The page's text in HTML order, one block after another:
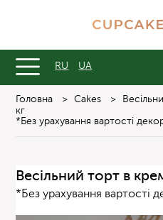
RU UA
Головна > Cakes >
кг
*Без урахування вартості
Весільний торт в
*Без урахування вартості